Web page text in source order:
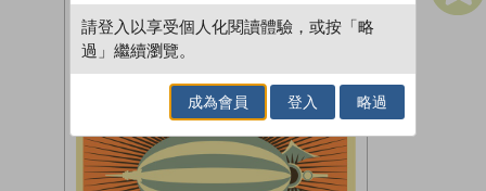
請登入以享受個人化閱讀體驗，或按「略
過」繼續瀏覽。
成為會員 登入 略過